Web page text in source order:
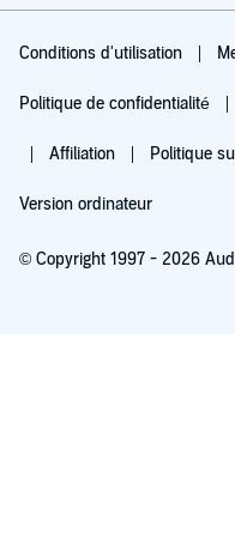
Conditions d'utilisation
Politique de confidentialité
Affiliation Politique
Version ordinateur
© Copyright 1997 - 2026